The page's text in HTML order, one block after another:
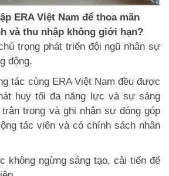
ERA Việt Nam để thoa mãn
và thu nhập không giới hạn?
trọng phát triển đội ngũ nhân sự
động.
tác cùng ERA Việt Nam đều được
huy tối đa năng lực và sự sáng
trọng và ghi nhận sự đóng góp
tác viên và có chính sách nhân
không ngừng sáng tạo, cải tiến để